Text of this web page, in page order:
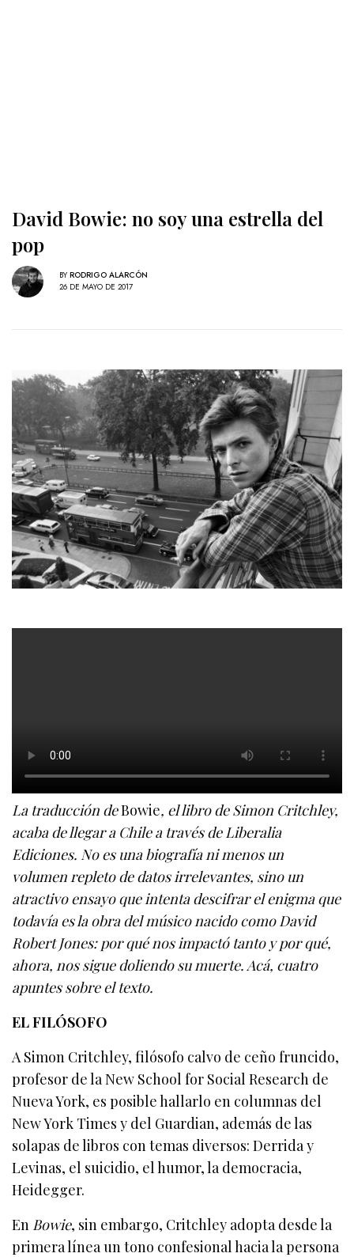
David Bowie: no soy una estrella del
pop
BY RODRIGO ALARCÓN
26 DE MAYO DE 2017
La traducción deBowie, el libro de Simon Critchley,
acaba de llegar a Chile a través de Liberalia
Ediciones. No es una biografía ni menos un
volumen repleto de datos irrelevantes, sino un
atractivo ensayo que intenta descifrar el enigma que
todavía es la obra del músico nacido como David
Robert Jones: por qué nos impactó tanto y por qué,
ahora, nos sigue doliendo su muerte. Acá, cuatro
apuntes sobre el texto.
EL FILÓSOFO
A Simon Critchley, filósofo calvo de ceño fruncido,
profesor de la New School for Social Research de
Nueva York, es posible hallarlo en columnas del
New York Times y del Guardian, además de las
solapas de libros con temas diversos: Derrida y
Levinas, el suicidio, el humor, la democracia,
Heidegger.
En Bowie, sin embargo, Critchley adopta desde la
primera línea un tono confesional hacia la persona